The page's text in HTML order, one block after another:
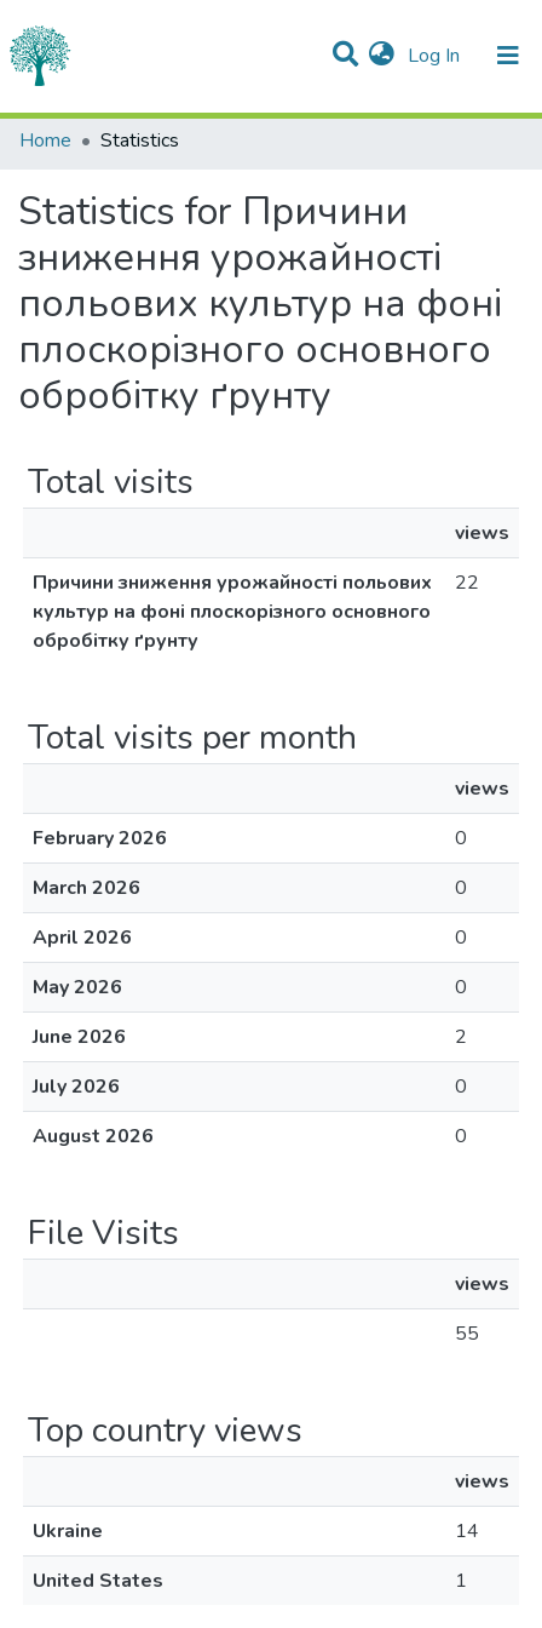
Log In (current)
Communities & Collections
Home Statistics
Statistics for Причини
зниження урожайності
польових культур на фоні
плоскорізного основного
обробітку ґрунту
Total visits
views
Причини зниження урожайності польових
культур на фоні плоскорізного основного
обробітку ґрунту
22
Total visits per month
views
February 2026
0
March 2026
0
April 2026
0
May 2026
0
June 2026
2
July 2026
0
August 2026
0
File Visits
views
55
Top country views
views
Ukraine
14
United States
1